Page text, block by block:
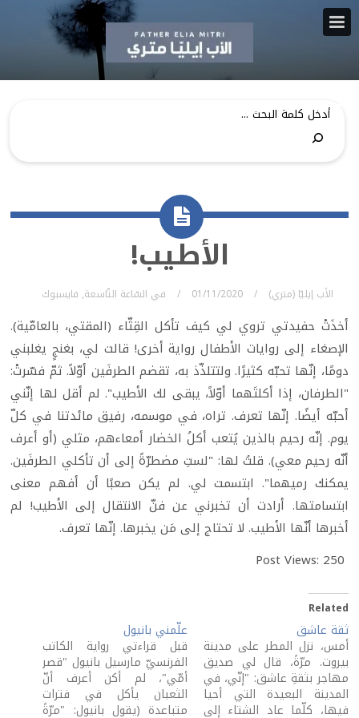
الأطيب!
الأب إيليّا (متري) 01/11/2020 في السّاعة التّاسعة, فايسبوك
أخذَتْ حفيدتي تروي لي كيف تأكل القِثّاء (المقتي، بالعامّية).
الإصغاء إلى روايات الأطفال رواية أخرى! قالت لي، بغنجٍ يغلبني
دومًا، إنّها تحبّه كثيرًا. ولتتلذّذ به، تقضم الطرفَين أوّلاً. ثمّ فسّرتْ:
"الطرفان، إذا أكلتَهما أوّلاً، يبقى لك الأطيب". لم أقل لها إنّني
أحبّه أيضًا. إنّها تعرف. تراه، في موسمه، رفيق مائدتنا في كلّ
يوم. إنّه رحيم بالذين يُتعب أكلُ الخضار أمعاءهم، مثلي (أو أعرف
أنّه رحيم معي). قلتُ لها: "لستِ مضطرّةً إلى أن تأكلي الطرفَين.
يمكنك رميهما". ابتسمت لي. لم يكن صعبًا أن أفهم معنى
ابتسامتها. أرادت أن تخبرني عن فنّ الانتقال إلى الأطيب! لم
أخبرها أنّها الأطيب. لا تحتاج إلى مَن يخبرها. إنّها تعرف.
Post Views: 250
Related
ثقة عاشق
أمس، نزل المطر على مدينة
بيروت. مرّةً، قال لي صديق
مهاجر بثقةِ عاشق: "إنّي، في
المدينة البعيدة التي أحيا
فيها، كلّما عاد الشتاء إلى
علّمني بانيول
قبل قراءتي رواية الكاتب
الفرنسيّ مارسيل بانيول "قصر
أمّي"، لم أكن أعرف أنّ
الثعبان يأكل في فترات
متباعدة (يقول بانيول: "مرّةً